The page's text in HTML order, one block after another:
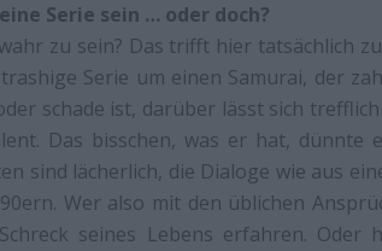
Serie sein … oder doch?
zu sein? Das trifft hier tatsächlich
Serie um einen Samurai, der
schade ist, darüber lässt sich
Das bisschen, was er hat, dünnte
sind lächerlich, die Dialoge wie aus
Wer also mit den üblichen
seines Lebens erfahren.